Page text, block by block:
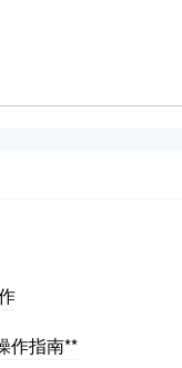
作指南**